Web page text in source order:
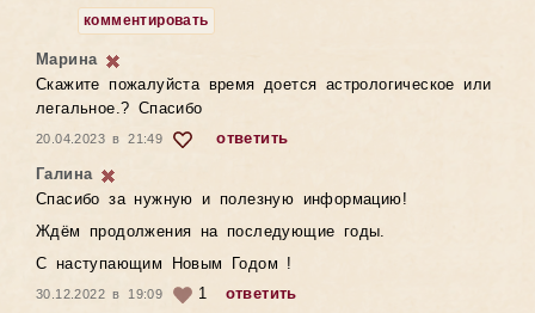
комментировать
Марина
Скажите пожалуйста время доется астрологическое или
легальное.? Спасибо
20.04.2023 в 21:49
ответить
Галина
Спасибо за нужную и полезную информацию!
Ждём продолжения на последующие годы.
С наступающим Новым Годом !
30.12.2022 в 19:09 1
ответить